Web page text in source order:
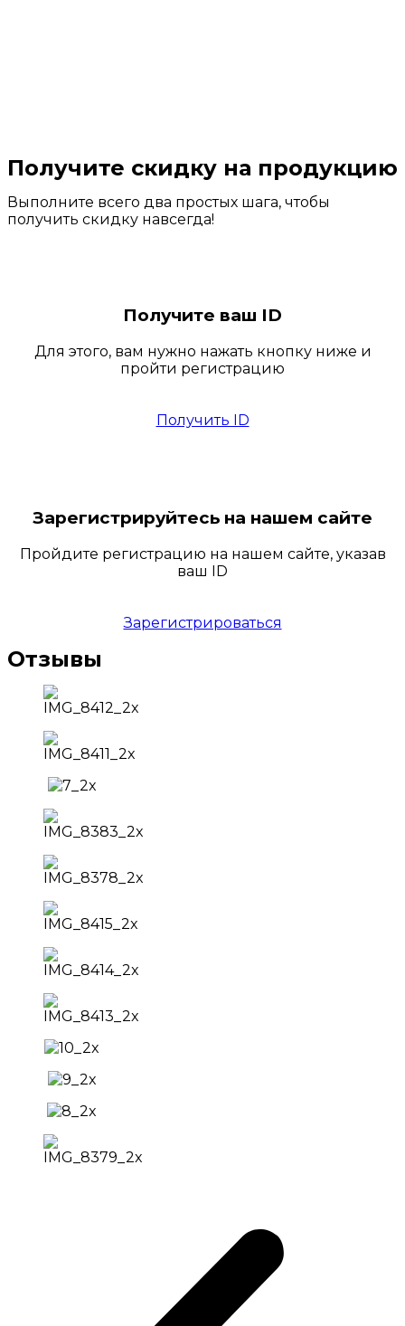
Получите скидку на продукцию
Выполните всего два простых шага, чтобы
получить скидку навсегда!
Получите ваш ID
Для этого, вам нужно нажать кнопку ниже и
пройти регистрацию
Получить ID
Зарегистрируйтесь на нашем сайте
Пройдите регистрацию на нашем сайте, указав
ваш ID
Зарегистрироваться
Отзывы